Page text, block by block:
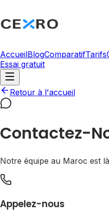
AccueilBlogComparatifTarifs
Essai gratuit
Retour à l'accueil
Contactez-
Notre équipe au Maroc est
Appelez-nous